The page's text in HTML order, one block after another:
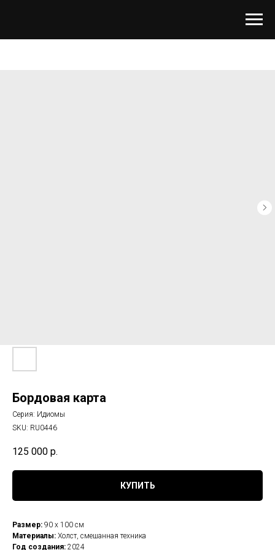
Бордовая карта
Серия: Идиомы
SKU: RU0446
125 000 р.
КУПИТЬ
Размер: 90 х 100 см
Материалы: Холст, смешанная техника
Год создания: 2024